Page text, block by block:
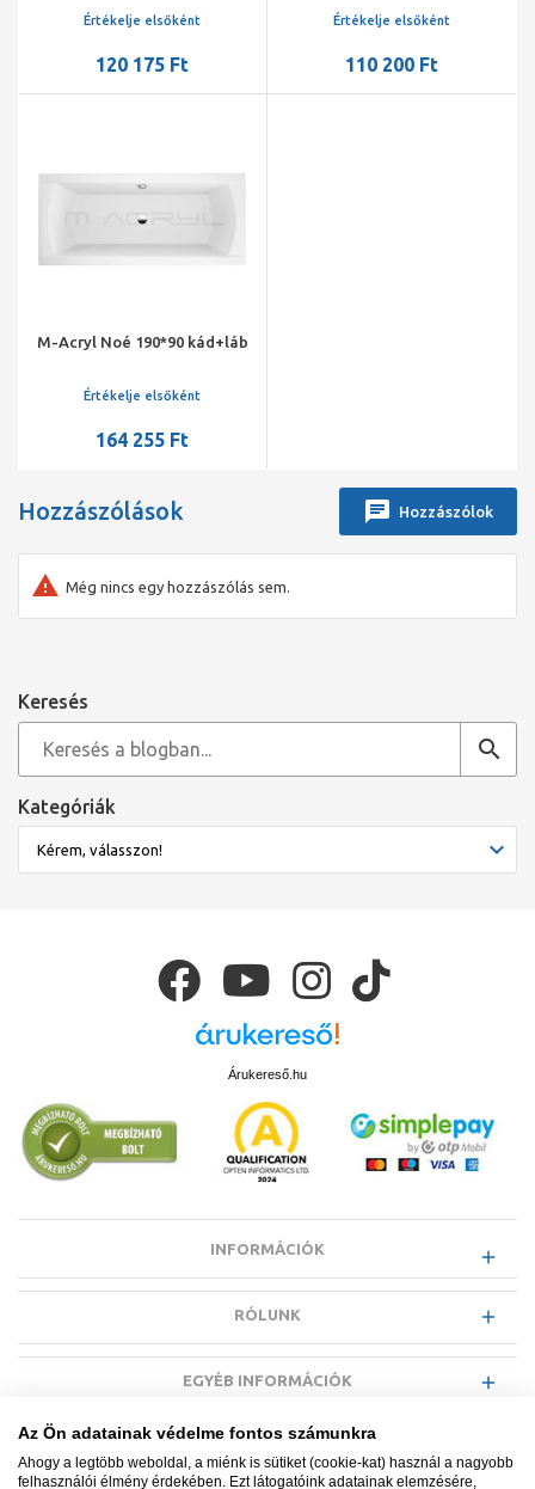
Értékelje elsőként
120 175 Ft
Értékelje elsőként
110 200 Ft
M-Acryl Noé 190*90 kád+láb
Értékelje elsőként
164 255 Ft
Hozzászólások Hozzászólok
Még nincs egy hozzászólás sem.
Keresés
Kategóriák
Árukereső.hu
INFORMÁCIÓK
RÓLUNK
EGYÉB INFORMÁCIÓK
Az Ön adatainak védelme fontos számunkra
Ahogy a legtöbb weboldal, a miénk is sütiket (cookie-kat) használ a nagyobb
felhasználói élmény érdekében. Ezt látogatóink adatainak elemzésére,